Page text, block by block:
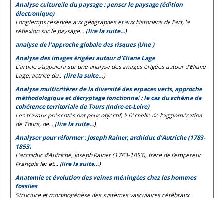
Analyse culturelle du paysage : penser le paysage (édition
électronique)
Longtemps réservée aux géographes et aux historiens de l’art, la
réflexion sur le paysage... (lire la suite…)
analyse de l'approche globale des risques (Une )
Analyse des images érigées autour d’Eliane Lage
L’article s’appuiera sur une analyse des images érigées autour d’Eliane
Lage, actrice du... (lire la suite…)
Analyse multicritères de la diversité des espaces verts, approche
méthodologique et décryptage fonctionnel : le cas du schéma de
cohérence territoriale de Tours (Indre-et-Loire)
Les travaux présentés ont pour objectif, à l’échelle de l’agglomération
de Tours, de... (lire la suite…)
Analyser pour réformer : Joseph Rainer, archiduc d’Autriche (1783-
1853)
L’archiduc d’Autriche, Joseph Rainer (1783-1853), frère de l’empereur
François Ier et... (lire la suite…)
Anatomie et évolution des veines méningées chez les hommes
fossiles
Structure et morphogénèse des systèmes vasculaires cérébraux.